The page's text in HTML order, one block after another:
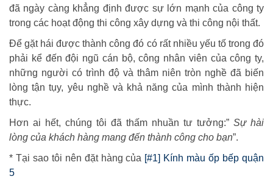
đã ngày càng khẳng định được sự lớn mạnh của công ty
trong các hoạt động thi công xây dựng và thi công nội thất.
Để gặt hái được thành công đó có rất nhiều yếu tố trong đó
phải kể đến đội ngũ cán bộ, công nhân viên của công ty,
những người có trình độ và thâm niên tròn nghề đã biến
lòng tận tụy, yêu nghề và khả năng của mình thành hiện
thực.
Hơn ai hết, chúng tôi đã thấm nhuần tư tưởng:” Sự hài
lòng của khách hàng mang đến thành công cho bạn”.
* Tại sao tôi nên đặt hàng của [#1] Kính màu ốp bếp quận
5